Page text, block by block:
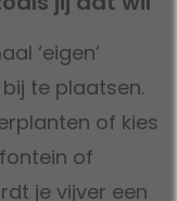
‘eigen’
te plaatsen.
of kies
of
je vijver een